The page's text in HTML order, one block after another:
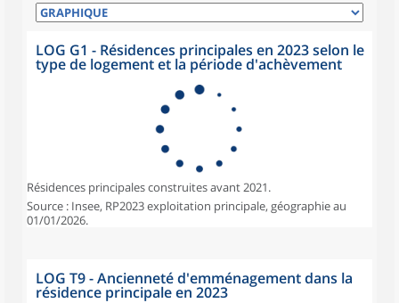
LOG G1 - Résidences principales en 2023 selon le
type de logement et la période d'achèvement
Résidences principales construites avant 2021.
Source : Insee, RP2023 exploitation principale, géographie au
01/01/2026.
LOG T9 - Ancienneté d'emménagement dans la
résidence principale en 2023